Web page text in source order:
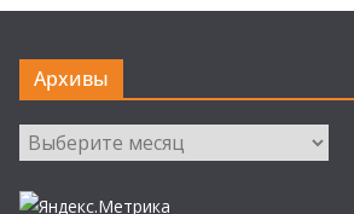
Архивы
Архивы